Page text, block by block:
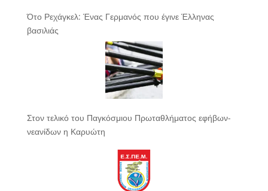
Ότο Ρεχάγκελ: Ένας Γερμανός που έγινε Έλληνας
βασιλιάς
Στον τελικό του Παγκόσμιου Πρωταθλήματος εφήβων-
νεανίδων η Καρυώτη